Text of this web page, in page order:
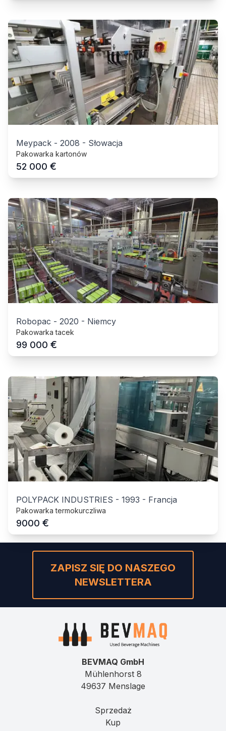
Meypack - 2008 - Słowacja
Pakowarka kartonów
52 000 €
Robopac - 2020 - Niemcy
Pakowarka tacek
99 000 €
POLYPACK INDUSTRIES - 1993 - Francja
Pakowarka termokurczliwa
9000 €
ZAPISZ SIĘ DO NASZEGO
NEWSLETTERA
BEVMAQ GmbH
Mühlenhorst 8
49637 Menslage
Sprzedaż
Kup